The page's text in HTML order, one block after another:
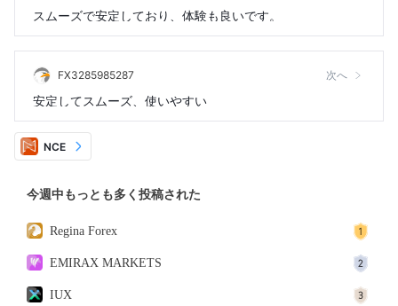
スムーズで安定しており、体験も良いです。
FX3285985287 次へ
安定してスムーズ、使いやすい
NCE
今週中もっとも多く投稿された
Regina Forex
EMIRAX MARKETS
IUX